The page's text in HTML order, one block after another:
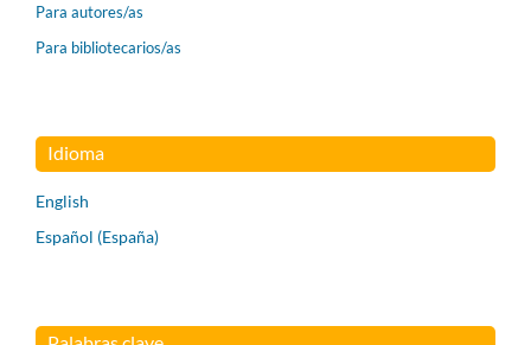
Para autores/as
Para bibliotecarios/as
Idioma
English
Español (España)